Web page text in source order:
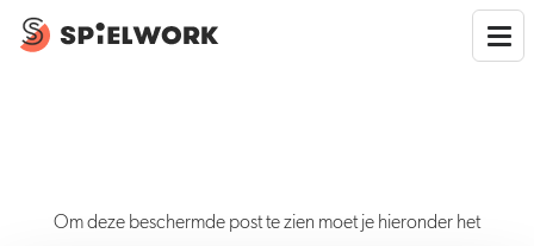
Om deze beschermde post te zien moet je hieronder het